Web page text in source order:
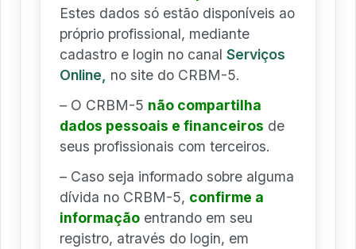
Estes dados só estão disponíveis ao
próprio profissional, mediante
cadastro e login no canal Serviços
Online,
no site do CRBM-5.
– O CRBM-5 não compartilha
dados pessoais e financeiros de
seus profissionais com terceiros.
– Caso seja informado sobre alguma
dívida no CRBM-5, confirme a
informação entrando em seu
registro, através do login, em